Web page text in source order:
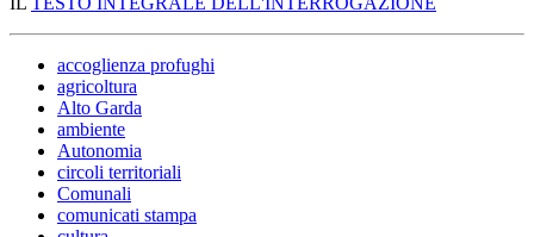
accoglienza profughi
agricoltura
Alto Garda
ambiente
Autonomia
circoli territoriali
Comunali
comunicati stampa